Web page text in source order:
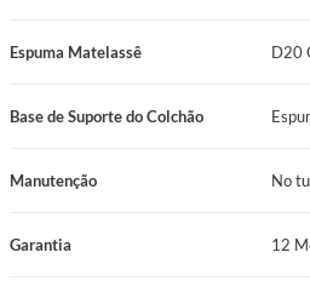
Espuma Matelassê D20
Base de Suporte do Colchão
Manutenção No
Garantia 12